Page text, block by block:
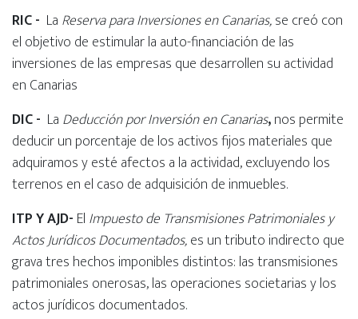
RIC - La Reserva para Inversiones en Canarias,se creó con
el objetivo de estimular la auto-financiación de las
inversiones de las empresas que desarrollen su actividad
en Canarias
DIC - La Deducción por Inversión en Canarias,nos permite
deducir un porcentaje de los activos fijos materiales que
adquiramos y esté afectos a la actividad, excluyendo los
terrenos en el caso de adquisición de inmuebles.
ITP Y AJD- El Impuesto de Transmisiones Patrimoniales y
Actos Jurídicos Documentados,es un tributo indirecto que
grava tres hechos imponibles distintos: las transmisiones
patrimoniales onerosas, las operaciones societarias y los
actos jurídicos documentados.